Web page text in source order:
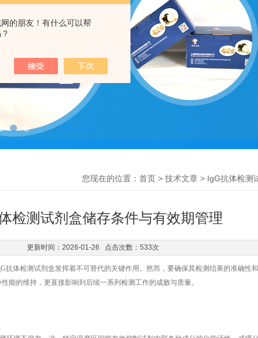
的朋友！有什么可以帮
您现在的位置： 首页 > 技术文章 > IgG抗体检测
检测试剂盒储存条件与有效期管理
更新时间：2026-01-26 点击次数：533次
体检测试剂盒发挥着不可替代的关键作用。然而，要确保其检测结果的准确性
能的维持，更直接影响到后续一系列检测工作的成败与质量。